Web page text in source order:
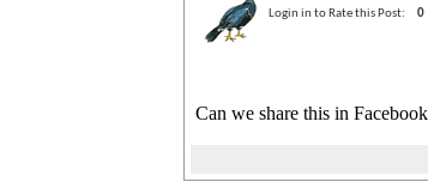
Login in to Rate this Post: 0
Can we share this in